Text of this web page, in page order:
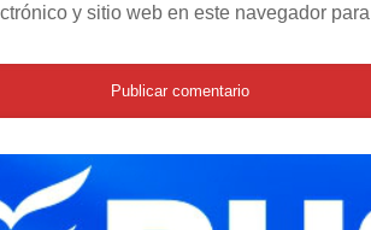
y sitio web en este navegador